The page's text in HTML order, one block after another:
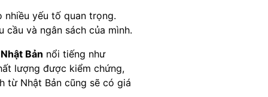
yếu tố quan trọng.
và ngân sách của mình.
Bản nổi tiếng như
lượng được kiểm chứng,
từ Nhật Bản cũng sẽ có giá